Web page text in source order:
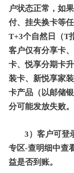
户状态正常，如
付、挂失换卡等
T+3个自然日（T
客户仅有分享卡
卡、悦享分期卡
装卡、新悦享家
卡产品（以邮储
分可能发放失败。
3）客户可登
专区-查明细中查
益是否到账。